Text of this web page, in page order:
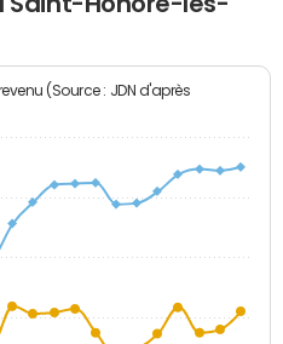
(Source : JDN d'après